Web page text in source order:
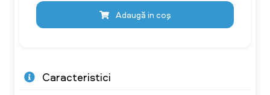
Adaugă in coş
Caracteristici